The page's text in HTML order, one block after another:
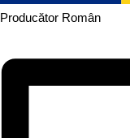
Producător Român